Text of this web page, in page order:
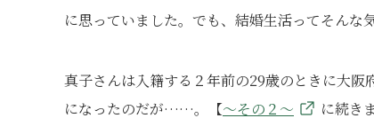
に思っていました。でも、結婚生活ってそんな
真子さんは入籍する２年前の29歳のときに大
になったのだが……。【～その２～ に続き